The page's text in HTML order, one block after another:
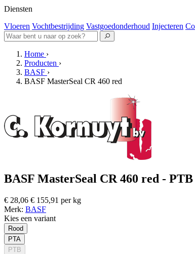
Diensten
Vloeren Vochtbestrijding Vastgoedonderhoud Injecteren
Home ›
Producten ›
BASF ›
BASF MasterSeal CR 460 red
BASF MasterSeal CR 460 red - PTB
€ 28,06 € 155,91 per kg
Merk: BASF
Kies een variant
Rood
PTA
PTB